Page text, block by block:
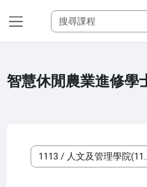
智慧休閒農業進修學
課程類別